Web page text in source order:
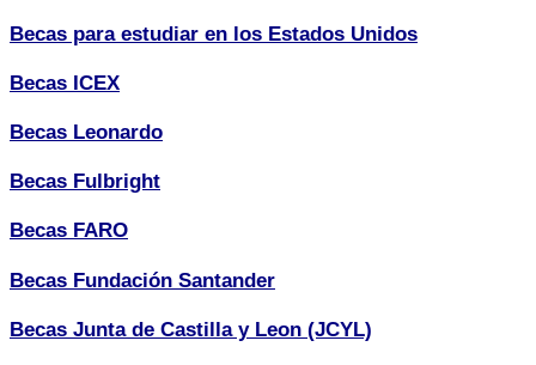
Becas para estudiar en los Estados Unidos
Becas ICEX
Becas Leonardo
Becas Fulbright
Becas FARO
Becas Fundación Santander
Becas Junta de Castilla y Leon (JCYL)